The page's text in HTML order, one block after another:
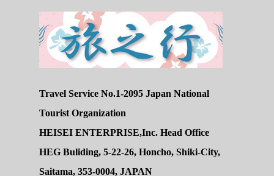
Travel Service No.1-2095 Japan National
Tourist Organization
HEISEI ENTERPRISE,Inc. Head Office
HEG Buliding, 5-22-26, Honcho, Shiki-City,
Saitama, 353-0004, JAPAN